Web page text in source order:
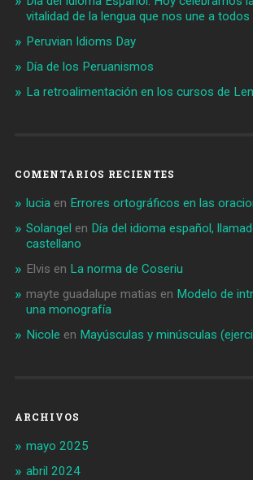
vitalidad de la lengua que nos une a todos
Peruvian Idioms Day
Día de los Peruanismos
La retroalimentación en los cursos de
COMENTARIOS RECIENTES
luciaen Errores ortográficos en las
Solangel en Día del idioma español,
castellano
Elvis en La norma de Coseriu
mayte guadalupe matias en Modelo de
una monografía
Nicole en Mayúsculas y minúsculas
ARCHIVOS
mayo 2025
abril 2024